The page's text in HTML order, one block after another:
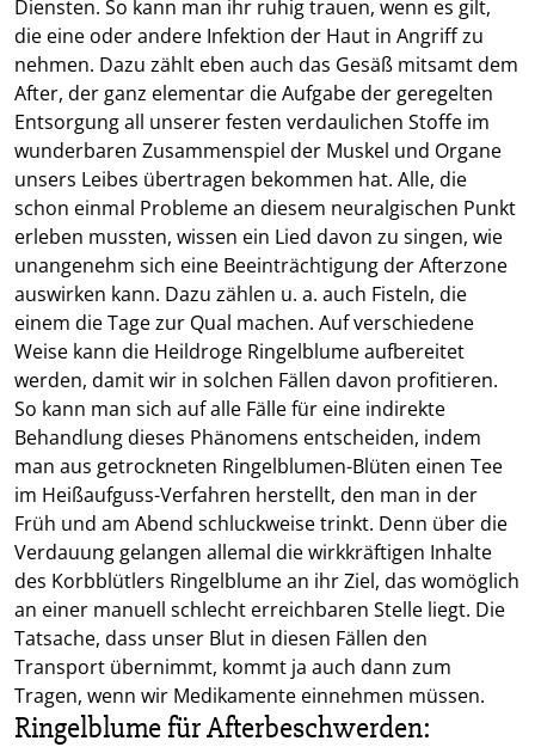
Diensten. So kann man ihr ruhig trauen, wenn es gilt,
die eine oder andere Infektion der Haut in Angriff zu
nehmen. Dazu zählt eben auch das Gesäß mitsamt dem
After, der ganz elementar die Aufgabe der geregelten
Entsorgung all unserer festen verdaulichen Stoffe im
wunderbaren Zusammenspiel der Muskel und Organe
unsers Leibes übertragen bekommen hat. Alle, die
schon einmal Probleme an diesem neuralgischen Punkt
erleben mussten, wissen ein Lied davon zu singen, wie
unangenehm sich eine Beeinträchtigung der Afterzone
auswirken kann. Dazu zählen u. a. auch Fisteln, die
einem die Tage zur Qual machen. Auf verschiedene
Weise kann die Heildroge Ringelblume aufbereitet
werden, damit wir in solchen Fällen davon profitieren.
So kann man sich auf alle Fälle für eine indirekte
Behandlung dieses Phänomens entscheiden, indem
man aus getrockneten Ringelblumen-Blüten einen Tee
im Heißaufguss-Verfahren herstellt, den man in der
Früh und am Abend schluckweise trinkt. Denn über die
Verdauung gelangen allemal die wirkkräftigen Inhalte
des Korbblütlers Ringelblume an ihr Ziel, das womöglich
an einer manuell schlecht erreichbaren Stelle liegt. Die
Tatsache, dass unser Blut in diesen Fällen den
Transport übernimmt, kommt ja auch dann zum
Tragen, wenn wir Medikamente einnehmen müssen.
Ringelblume für Afterbeschwerden: